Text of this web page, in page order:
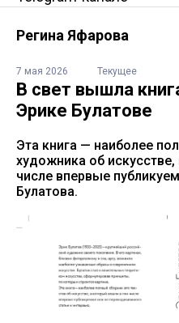
Регина Яфарова
7 мая 2026 Текущее
В свет вышла
Эрике Булатове
Эта книга — наиболее
художника об
числе впервые
Булатова.